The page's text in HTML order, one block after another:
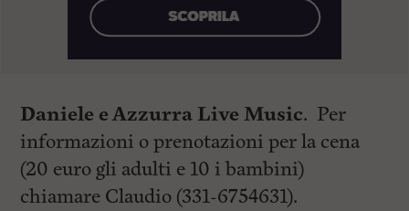
Daniele e Azzurra Live Music. Per
informazioni o prenotazioni per la cena
(20 euro gli adulti e 10 i bambini)
chiamare Claudio (331-6754631).